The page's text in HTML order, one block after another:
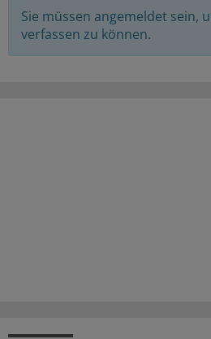
Sie müssen angemeldet sein,
verfassen zu können.